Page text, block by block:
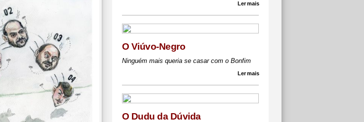
Ler mais
O Viúvo-Negro
Ninguém mais queria se casar com o Bonfim
Ler mais
O Dudu da Dúvida